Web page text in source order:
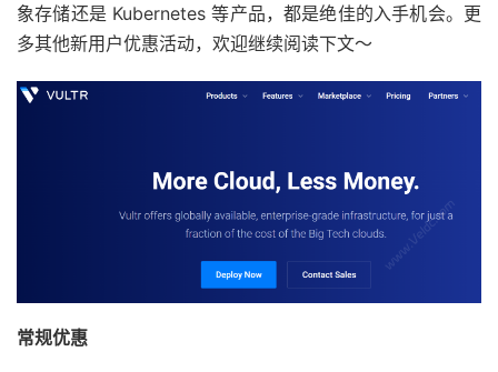
象存储还是 Kubernetes 等产品，都是绝佳的入手机会。更
多其他新用户优惠活动，欢迎继续阅读下文～
常规优惠